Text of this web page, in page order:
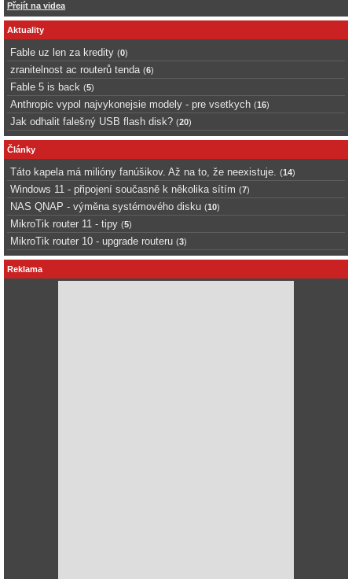
Přejít na videa
Aktuality
Fable uz len za kredity (0)
zranitelnost ac routerů tenda (6)
Fable 5 is back (5)
Anthropic vypol najvykonejsie modely - pre vsetkych (16)
Jak odhalit falešný USB flash disk? (20)
Články
Táto kapela má milióny fanúšikov. Až na to, že neexistuje. (14)
Windows 11 - připojení současně k několika sítím (7)
NAS QNAP - výměna systémového disku (10)
MikroTik router 11 - tipy (5)
MikroTik router 10 - upgrade routeru (3)
Reklama